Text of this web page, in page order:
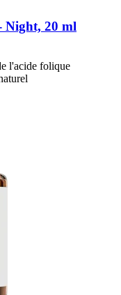
Night, 20 ml
l'acide folique